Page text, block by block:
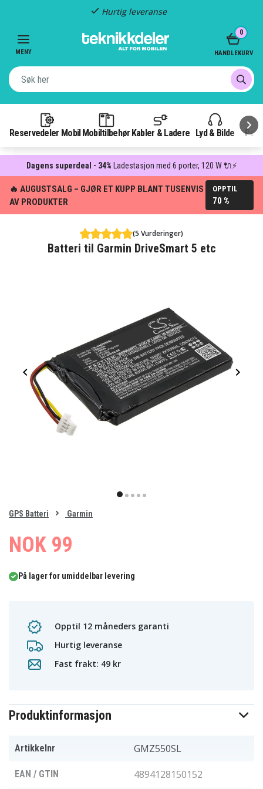
Hurtig leveranse
MENY
Reservedeler Mobil Mobiltilbehør Kabler & Ladere Lyd & Bilde
0
HANDLEKURV
Dagens superdeal - 34% Ladestasjon med 6 porter, 120 W 🔌⚡
🔥 AUGUSTSALG – GJØR ET KUPP BLANT TUSENVIS
AV PRODUKTER
OPPTIL
70 %
(5 Vurderinger)
Batteri til Garmin DriveSmart 5 etc
item
of
GPS Batteri Garmin
NOK 99
På lager for umiddelbar levering
Opptil 12 måneders garanti
Hurtig leveranse
Fast frakt: 49 kr
Produktinformasjon
Artikkelnr GMZ550SL
EAN / GTIN 4894128150152